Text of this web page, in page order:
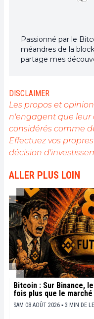
Passionné par le
méandres de la
partage mes
tous, et je crois
qui peut rendre cela
DISCLAIMER
Les propos et
n'engagent que leur
considérés comme
Effectuez vos
décision
ALLER PLUS LOIN
Bitcoin : Sur Binance,
fois plus que le
SAM 08 AOÛT 2026 ▪ 3 MIN DE